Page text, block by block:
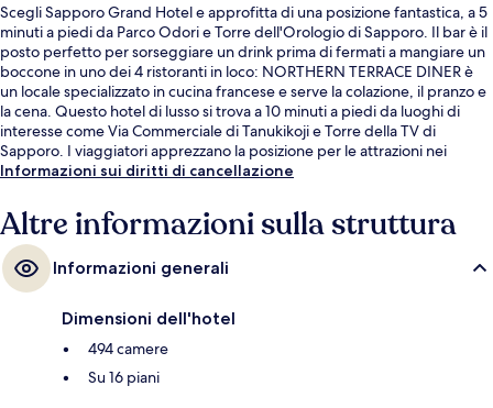
Scegli Sapporo Grand Hotel e approfitta di una posizione fantastica, a 5
minuti a piedi da Parco Odori e Torre dell'Orologio di Sapporo. Il bar è il
posto perfetto per sorseggiare un drink prima di fermati a mangiare un
boccone in uno dei 4 ristoranti in loco: NORTHERN TERRACE DINER è
un locale specializzato in cucina francese e serve la colazione, il pranzo e
la cena. Questo hotel di lusso si trova a 10 minuti a piedi da luoghi di
interesse come Via Commerciale di Tanukikoji e Torre della TV di
Sapporo. I viaggiatori apprezzano la posizione per le attrazioni nei
dintorni e per la vicinanza ai mezzi pubblici: Fermata del tram di
Informazioni sui diritti di cancellazione
Altre informazioni sulla struttura
Informazioni generali
Dimensioni dell'hotel
494 camere
Su 16 piani